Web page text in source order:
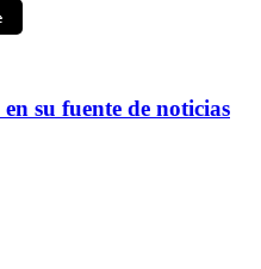
en su fuente de noticias